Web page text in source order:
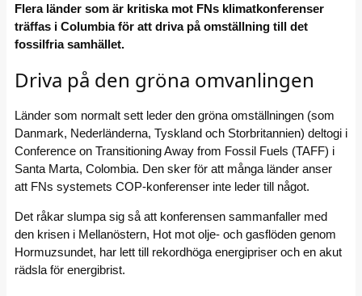
Flera länder som är kritiska mot FNs klimatkonferenser
träffas i Columbia för att driva på omställning till det
fossilfria samhället.
Driva på den gröna omvanlingen
Länder som normalt sett leder den gröna omställningen (som
Danmark, Nederländerna, Tyskland och Storbritannien) deltogi i
Conference on Transitioning Away from Fossil Fuels (TAFF) i
Santa Marta, Colombia. Den sker för att många länder anser
att FNs systemets COP-konferenser inte leder till något.
Det råkar slumpa sig så att konferensen sammanfaller med
den krisen i Mellanöstern, Hot mot olje- och gasflöden genom
Hormuzsundet, har lett till rekordhöga energipriser och en akut
rädsla för energibrist.